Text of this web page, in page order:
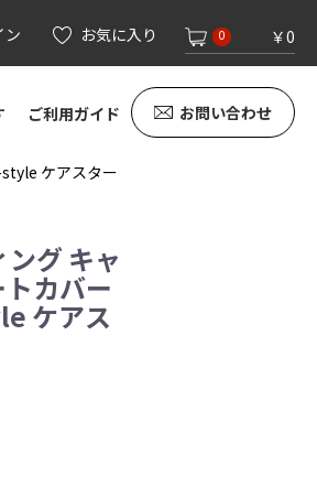
ン お気に入り 0 ￥0
ご利用ガイド お問い合わせ
ケアスター
グ キャ
カバー
ケアス